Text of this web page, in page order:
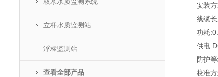
立杆水质监测站
浮标监测站
查看全部产品
安装方
线缆长
功耗
供电:DC
防护等
校准方